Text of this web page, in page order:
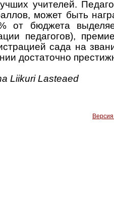
учителей.
может быть
от бюджета
педагогов),
сада на
достаточно
Liikuri Lasteaed